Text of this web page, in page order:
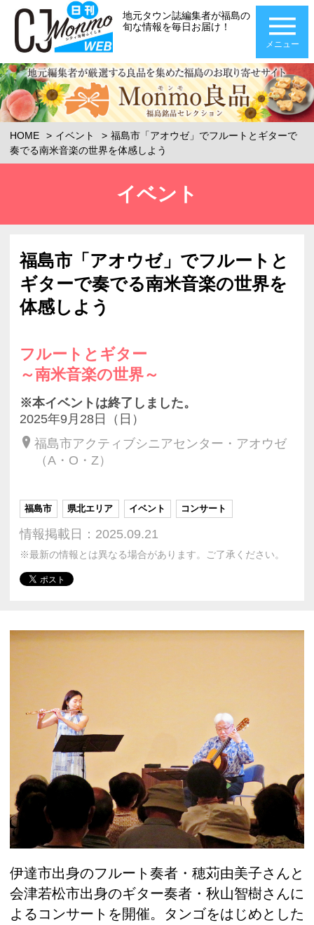
地元タウン誌編集者が福島の
旬な情報を毎日お届け！
メニュー
HOME イベント
福島市「アオウゼ」でフルートとギターで
奏でる南米音楽の世界を体感しよう
イベント
福島市「アオウゼ」でフルートと
ギターで奏でる南米音楽の世界を
体感しよう
フルートとギター
～南米音楽の世界～
※本イベントは終了しました。
2025年9月28日（日）
福島市アクティブシニアセンター・アオウゼ
（A・O・Z）
福島市 県北エリア イベント コンサート
情報掲載日：2025.09.21
※最新の情報とは異なる場合があります。ご了承ください。
伊達市出身のフルート奏者・穂苅由美子さんと
会津若松市出身のギター奏者・秋山智樹さんに
よるコンサートを開催。タンゴをはじめとした